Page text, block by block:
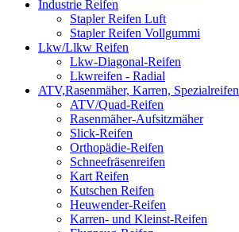
Industrie Reifen
Stapler Reifen Luft
Stapler Reifen Vollgummi
Lkw/Llkw Reifen
Lkw-Diagonal-Reifen
Lkwreifen - Radial
ATV,Rasenmäher, Karren, Spezialreifen
ATV/Quad-Reifen
Rasenmäher-Aufsitzmäher
Slick-Reifen
Orthopädie-Reifen
Schneefräsenreifen
Kart Reifen
Kutschen Reifen
Heuwender-Reifen
Karren- und Kleinst-Reifen